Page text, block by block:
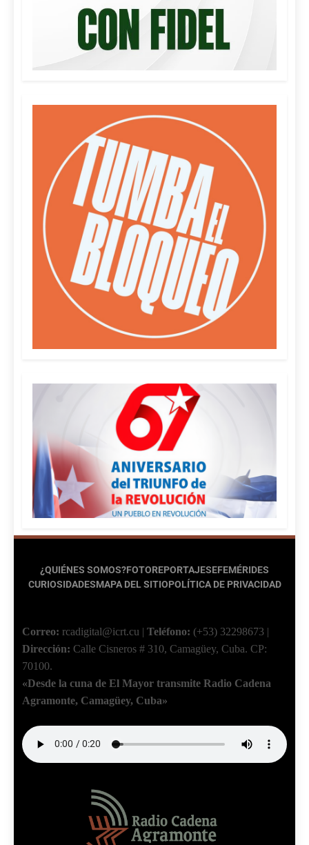
¿QUIÉNES SOMOS?FOTOREPORTAJESEFEMÉRIDES
CURIOSIDADESMAPA DEL SITIOPOLÍTICA DE PRIVACIDAD
Correo: rcadigital@icrt.cu | Teléfono: (+53) 32298673 |
Dirección: Calle Cisneros # 310, Camagüey, Cuba. CP:
70100.
«Desde la cuna de El Mayor transmite Radio Cadena
Agramonte, Camagüey, Cuba»